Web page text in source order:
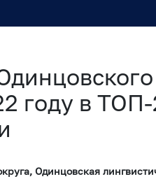
году в
Одинцовская